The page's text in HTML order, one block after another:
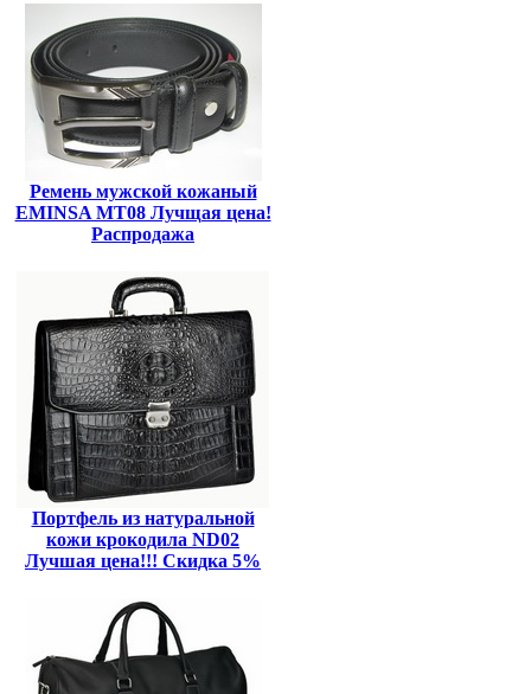
Ремень мужской кожаный
EMINSA MT08 Лучщая цена!
Распродажа
Портфель из натуральной
кожи крокодила ND02
Лучшая цена!!! Скидка 5%